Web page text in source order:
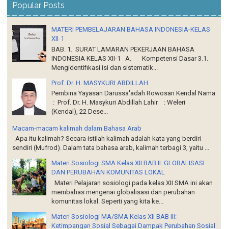
Popular Posts
MATERI PEMBELAJARAN BAHASA INDONESIA-KELAS
XII-1
BAB. 1. SURAT LAMARAN PEKERJAAN BAHASA
INDONESIA KELAS XII-1 A. Kompetensi Dasar 3.1.
Mengidentifikasi isi dan sistematik...
Prof. Dr. H. MASYKURI ABDILLAH
Pembina Yayasan Darussa'adah Rowosari Kendal Nama
: Prof. Dr. H. Masykuri Abdillah Lahir : Weleri
(Kendal), 22 Dese...
Macam-macam kalimah dalam Bahasa Arab
Apa itu kalimah? Secara istilah kalimah adalah kata yang berdiri
sendiri (Mufrod). Dalam tata bahasa arab, kalimah terbagi 3, yaitu ...
Materi Sosiologi SMA Kelas XII BAB II: GLOBALISASI
DAN PERUBAHAN KOMUNITAS LOKAL
Materi Pelajaran sosiologi pada kelas XII SMA ini akan
membahas mengenai globalisasi dan perubahan
komunitas lokal. Seperti yang kita ke...
Materi Sosiologi MA/SMA Kelas XII BAB III:
Ketimpangan Sosial Sebagai Dampak Perubahan Sosial